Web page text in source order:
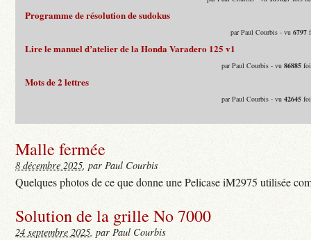
Programme de résolution de sudokus
par Paul Courbis - vu6797
Lire le manuel d’atelier de la Honda Varadero 125 v1
par Paul Courbis - vu86885
Mots de 2 lettres
par Paul Courbis - vu42645
Malle fermée
8 décembre 2025, par Paul Courbis
Quelques photos de ce que donne une Pelicase iM2975 utilisée
Solution de la grille No 7000
24 septembre 2025, par Paul Courbis